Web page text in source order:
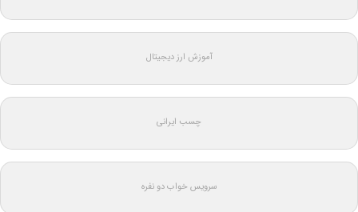
آموزش ارز دیجیتال
چسب ایرانی
سرویس خواب دو نفره